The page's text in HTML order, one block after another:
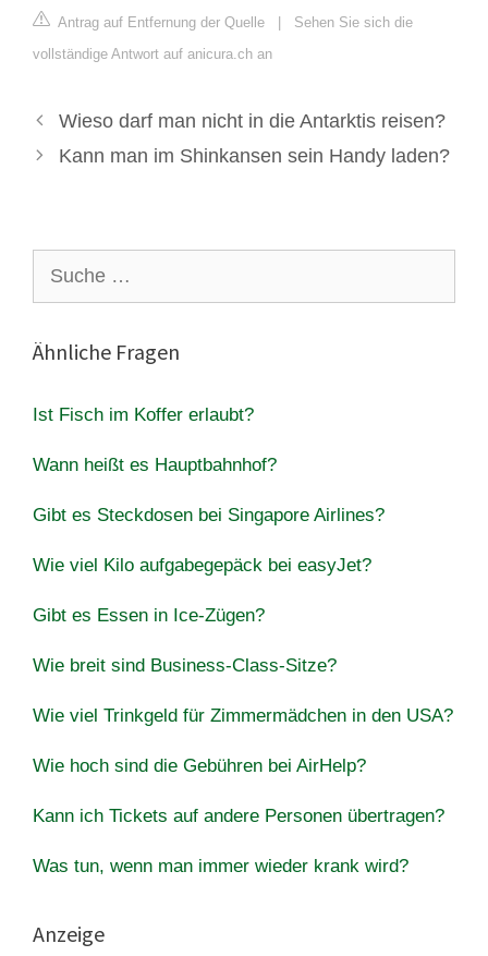
Antrag auf Entfernung der Quelle | Sehen Sie sich die
vollständige Antwort auf anicura.ch an
Wieso darf man nicht in die Antarktis reisen?
Kann man im Shinkansen sein Handy laden?
nach:
Ähnliche Fragen
Ist Fisch im Koffer erlaubt?
Wann heißt es Hauptbahnhof?
Gibt es Steckdosen bei Singapore Airlines?
Wie viel Kilo aufgabegepäck bei easyJet?
Gibt es Essen in Ice-Zügen?
Wie breit sind Business-Class-Sitze?
Wie viel Trinkgeld für Zimmermädchen in den USA?
Wie hoch sind die Gebühren bei AirHelp?
Kann ich Tickets auf andere Personen übertragen?
Was tun, wenn man immer wieder krank wird?
Anzeige